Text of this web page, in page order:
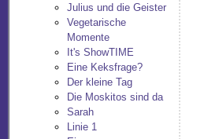
Julius und die Geister
Vegetarische
Momente
It's ShowTIME
Eine Keksfrage?
Der kleine Tag
Die Moskitos sind da
Sarah
Linie 1